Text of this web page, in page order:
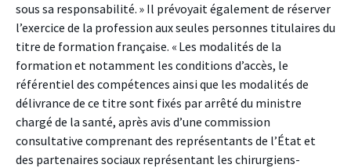
sous sa responsabilité. » Il prévoyait également de réserver
l’exercice de la profession aux seules personnes titulaires du
titre de formation française. « Les modalités de la
formation et notamment les conditions d’accès, le
référentiel des compétences ainsi que les modalités de
délivrance de ce titre sont fixés par arrêté du ministre
chargé de la santé, après avis d’une commission
consultative comprenant des représentants de l’État et
des partenaires sociaux représentant les chirurgiens-